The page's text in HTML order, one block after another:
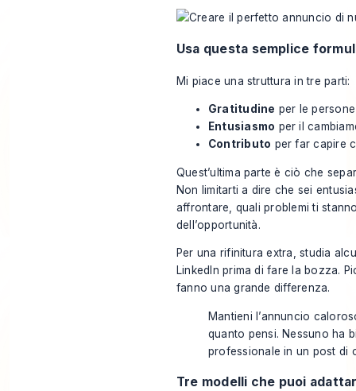
Usa questa semplice
Mi piace una struttura in tre parti:
Gratitudine per le
Entusiasmo per il
Contributo per far capire
Quest’ultima parte è ciò che
Non limitarti a dire che sei
affrontare, quali problemi ti
dell’opportunità.
Per una rifinitura extra, studia
LinkedIn prima di fare la bozza.
fanno una grande differenza.
Mantieni l’annuncio
quanto pensi. Nessuno ha
professionale in un post di
Tre modelli che puoi